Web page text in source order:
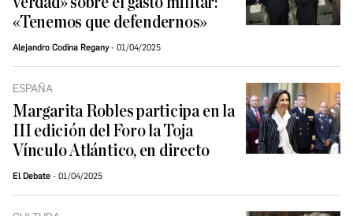
«Tenemos que defendernos»
Alejandro Codina Regany 01/04/2025
ESPAÑA
Margarita Robles participa en la
III edición del Foro la Toja
Vínculo Atlántico, en directo
El Debate 01/04/2025